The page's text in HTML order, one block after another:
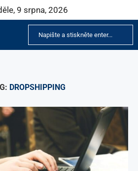
9 srpna, 2026
DROPSHIPPING